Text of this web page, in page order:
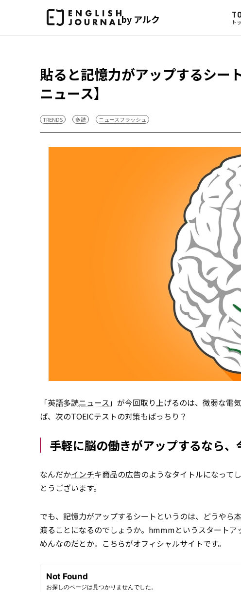
by アルク ト
貼ると記憶力がアップするシー
ニュース】
TRENDS 多読 ニュースフラッシュ
「英語多読ニュース」が今回取り上げるのは、微弱な電
ば、次のTOEICテストの対策もばっちり？
手軽に脳の働きがアップするなら、
なんだかインチキ商品の広告のようなタイトルになって
とうございます。
でも、記憶力がアップするシートというのは、どうやら
渡ることになるのでしょうか。hmmmというスタート
めんなのだとか。こちらがオフィシャルサイトです。